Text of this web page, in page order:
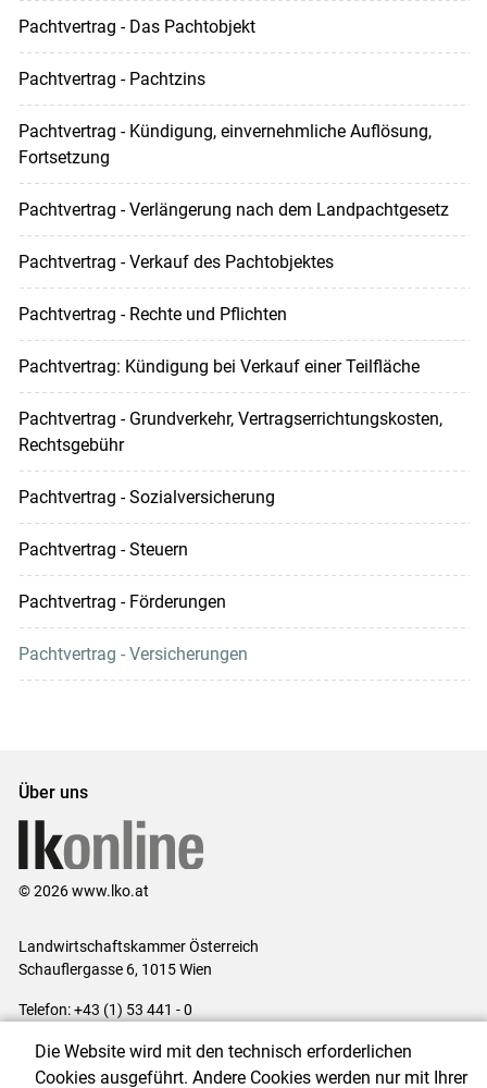
Pachtvertrag - Das Pachtobjekt
Pachtvertrag - Pachtzins
Pachtvertrag - Kündigung, einvernehmliche Auflösung,
Fortsetzung
Pachtvertrag - Verlängerung nach dem Landpachtgesetz
Pachtvertrag - Verkauf des Pachtobjektes
Pachtvertrag - Rechte und Pflichten
Pachtvertrag: Kündigung bei Verkauf einer Teilfläche
Pachtvertrag - Grundverkehr, Vertragserrichtungskosten,
Rechtsgebühr
Pachtvertrag - Sozialversicherung
Pachtvertrag - Steuern
Pachtvertrag - Förderungen
Pachtvertrag - Versicherungen
Über uns
© 2026 www.lko.at
Landwirtschaftskammer Österreich
Schauflergasse 6, 1015 Wien
Telefon:+43 (1) 53 441 - 0
Impressum|Kontakt|Login für Berater|Datenschutzerklärung|
Die Website wird mit den technisch erforderlichen
Cookies ausgeführt. Andere Cookies werden nur mit Ihrer